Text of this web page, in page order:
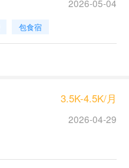
2026-05-04
包食宿
3.5K-4.5K/月
2026-04-29